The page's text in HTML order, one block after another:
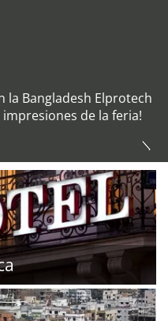
la Bangladesh Elprotech
de la feria!